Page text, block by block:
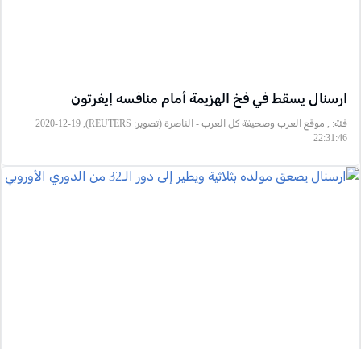
ارسنال يسقط في فخ الهزيمة أمام منافسه إيفرتون
فئة:
, موقع العرب وصحيفة كل العرب - الناصرة (تصوير: REUTERS), 2020-12-19
22:31:46